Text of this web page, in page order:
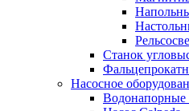
Станок
Насосное